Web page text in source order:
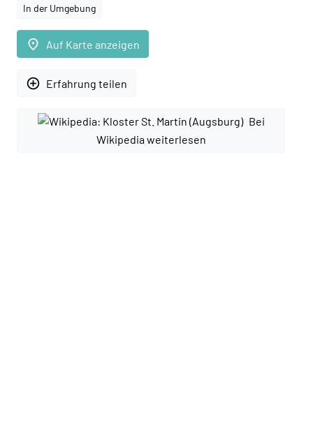
In der Umgebung
place Auf Karte anzeigen
add_circle_outline Erfahrung teilen
Bei
Wikipedia weiterlesen